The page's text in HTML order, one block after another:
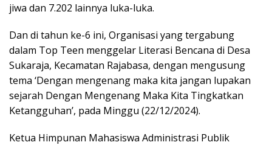
jiwa dan 7.202 lainnya luka-luka.
Dan di tahun ke-6 ini, Organisasi yang tergabung
dalam Top Teen menggelar Literasi Bencana di Desa
Sukaraja, Kecamatan Rajabasa, dengan mengusung
tema ‘Dengan mengenang maka kita jangan lupakan
sejarah Dengan Mengenang Maka Kita Tingkatkan
Ketangguhan’, pada Minggu (22/12/2024).
Ketua Himpunan Mahasiswa Administrasi Publik